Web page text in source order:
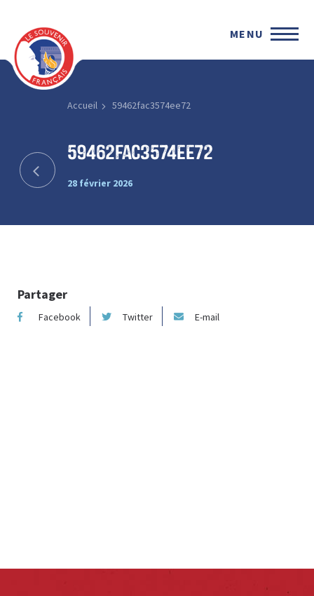
MENU
Accueil 59462fac3574ee72
59462fac3574ee72
28 février 2026
Partager
Facebook Twitter E-mail